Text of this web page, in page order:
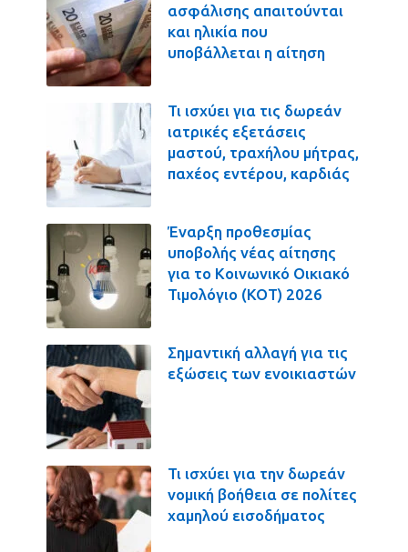
ασφάλισης απαιτούνται
και ηλικία που
υποβάλλεται η αίτηση
Τι ισχύει για τις δωρεάν
ιατρικές εξετάσεις
μαστού, τραχήλου μήτρας,
παχέος εντέρου, καρδιάς
Έναρξη προθεσμίας
υποβολής νέας αίτησης
για το Κοινωνικό Οικιακό
Τιμολόγιο (ΚΟΤ) 2026
Σημαντική αλλαγή για τις
εξώσεις των ενοικιαστών
Τι ισχύει για την δωρεάν
νομική βοήθεια σε πολίτες
χαμηλού εισοδήματος